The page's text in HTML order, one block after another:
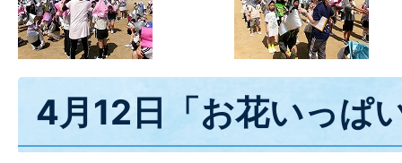
4月12日「お花いっぱ